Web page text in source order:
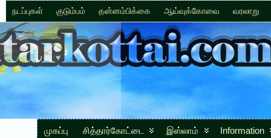
நடப்புகள் குடும்பம் தன்னம்பிக்கை ஆய்வுக்கோவை வரலாறு
முகப்பு சித்தார்கோட்டை இஸ்லாம் Information